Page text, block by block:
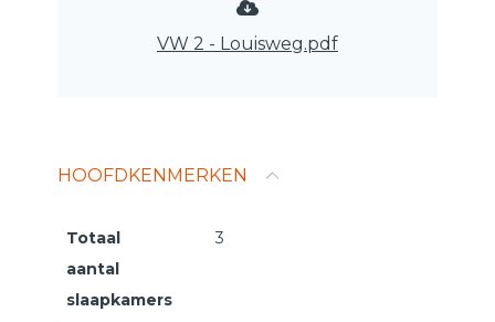
VW 2 - Louisweg.pdf
HOOFDKENMERKEN
Totaal
aantal
slaapkamers
3